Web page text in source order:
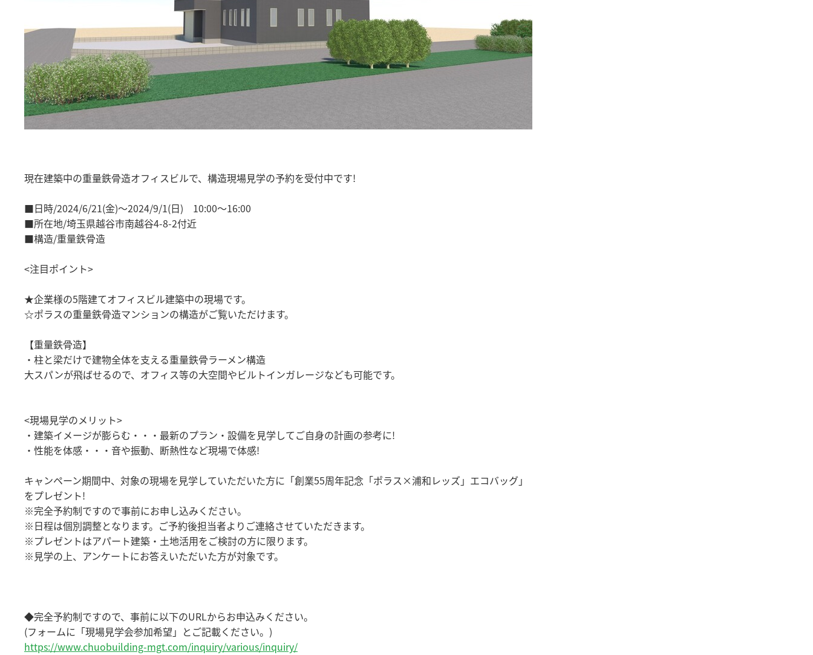
現在建築中の重量鉄骨造オフィスビルで、構造現場見学の予約を受付中です!
■日時/2024/6/21(金)～2024/9/1(日) 10:00～16:00
■所在地/埼玉県越谷市南越谷4-8-2付近
■構造/重量鉄骨造
<注目ポイント>
★企業様の5階建てオフィスビル建築中の現場です。
☆ポラスの重量鉄骨造マンションの構造がご覧いただけます。
【重量鉄骨造】
・柱と梁だけで建物全体を支える重量鉄骨ラーメン構造
大スパンが飛ばせるので、オフィス等の大空間やビルトインガレージなども可能です。
<現場見学のメリット>
・建築イメージが膨らむ・・・最新のプラン・設備を見学してご自身の計画の参考に!
・性能を体感・・・音や振動、断熱性など現場で体感!
キャンペーン期間中、対象の現場を見学していただいた方に「創業55周年記念「ポラス×浦和レッズ」エコバッグ」
をプレゼント!
※完全予約制ですので事前にお申し込みください。
※日程は個別調整となります。ご予約後担当者よりご連絡させていただきます。
※プレゼントはアパート建築・土地活用をご検討の方に限ります。
※見学の上、アンケートにお答えいただいた方が対象です。
◆完全予約制ですので、事前に以下のURLからお申込みください。
(フォームに「現場見学会参加希望」とご記載ください。)
https://www.chuobuilding-mgt.com/inquiry/various/inquiry/